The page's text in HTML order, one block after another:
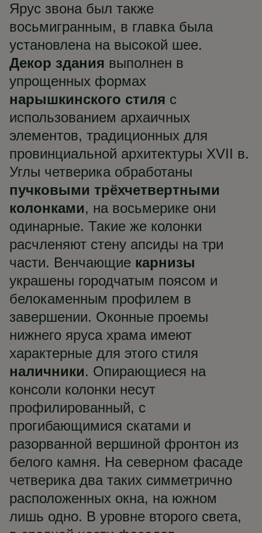
Ярус звона был также
восьмигранным, в главка была
установлена на высокой шее.
Декор здания выполнен в
упрощенных формах
нарышкинского стиля с
использованием архаичных
элементов, традиционных для
провинциальной архитектуры XVII в.
Углы четверика обработаны
пучковыми трёхчетвертными
колонками, на восьмерике они
одинарные. Такие же колонки
расчленяют стену апсиды на три
части. Венчающие карнизы
украшены городчатым поясом и
белокаменным профилем в
завершении. Оконные проемы
нижнего яруса храма имеют
характерные для этого стиля
наличники. Опирающиеся на
консоли колонки несут
профилированный, с
прогибающимися скатами и
разорванной вершиной фронтон из
белого камня. На северном фасаде
четверика два таких симметрично
расположенных окна, на южном
лишь одно. В уровне второго света,